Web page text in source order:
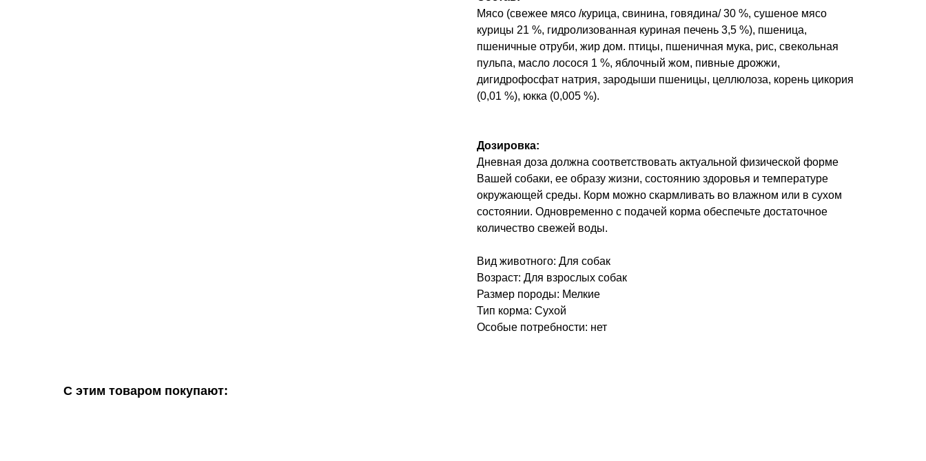
Мясо (свежее мясо /курица, свинина, говядина/ 30 %, сушеное мясо
курицы 21 %, гидролизованная куриная печень 3,5 %), пшеница,
пшеничные отруби, жир дом. птицы, пшеничная мука, рис, свекольная
пульпа, масло лосося 1 %, яблочный жом, пивные дрожжи,
дигидрофосфат натрия, зародыши пшеницы, целлюлоза, корень цикория
(0,01 %), юкка (0,005 %).
Дозировка:
Дневная доза должна соответствовать актуальной физической форме
Вашей собаки, ее образу жизни, состоянию здоровья и температуре
окружающей среды. Корм можно скармливать во влажном или в сухом
состоянии. Одновременно с подачей корма обеспечьте достаточное
количество свежей воды.
Вид животного: Для собак
Возраст: Для взрослых собак
Размер породы: Мелкие
Тип корма: Сухой
Особые потребности: нет
С этим товаром покупают: